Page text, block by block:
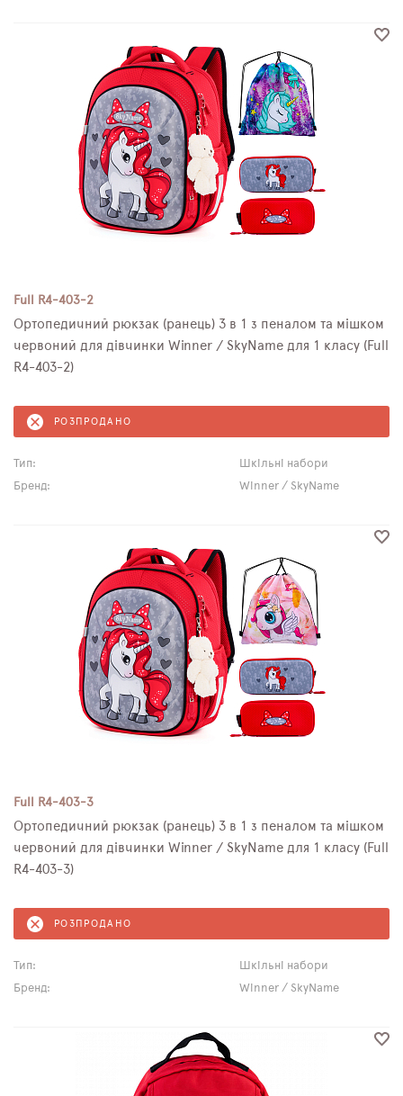
Full R4-403-2
Ортопедичний рюкзак (ранець) 3 в 1 з пеналом та мішком
червоний для дівчинки Winner / SkyName для 1 класу (Full
R4-403-2)
РОЗПРОДАНО
Тип:
Шкільні набори
Бренд:
Winner / SkyName
Full R4-403-3
Ортопедичний рюкзак (ранець) 3 в 1 з пеналом та мішком
червоний для дівчинки Winner / SkyName для 1 класу (Full
R4-403-3)
РОЗПРОДАНО
Тип:
Шкільні набори
Бренд:
Winner / SkyName